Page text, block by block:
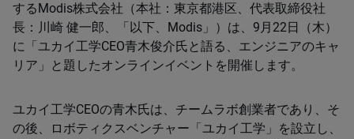
するModis株式会社（本社：東京都港区、代表取締役社
長：川崎 健一郎、「以下、Modis」）は、9月22日（木）
に「ユカイ工学CEO青木俊介氏と語る、エンジニアのキャ
リア」と題したオンラインイベントを開催します。
ユカイ工学CEOの青木氏は、チームラボ創業者であり、そ
の後、ロボティクスベンチャー「ユカイ工学」を設立し、